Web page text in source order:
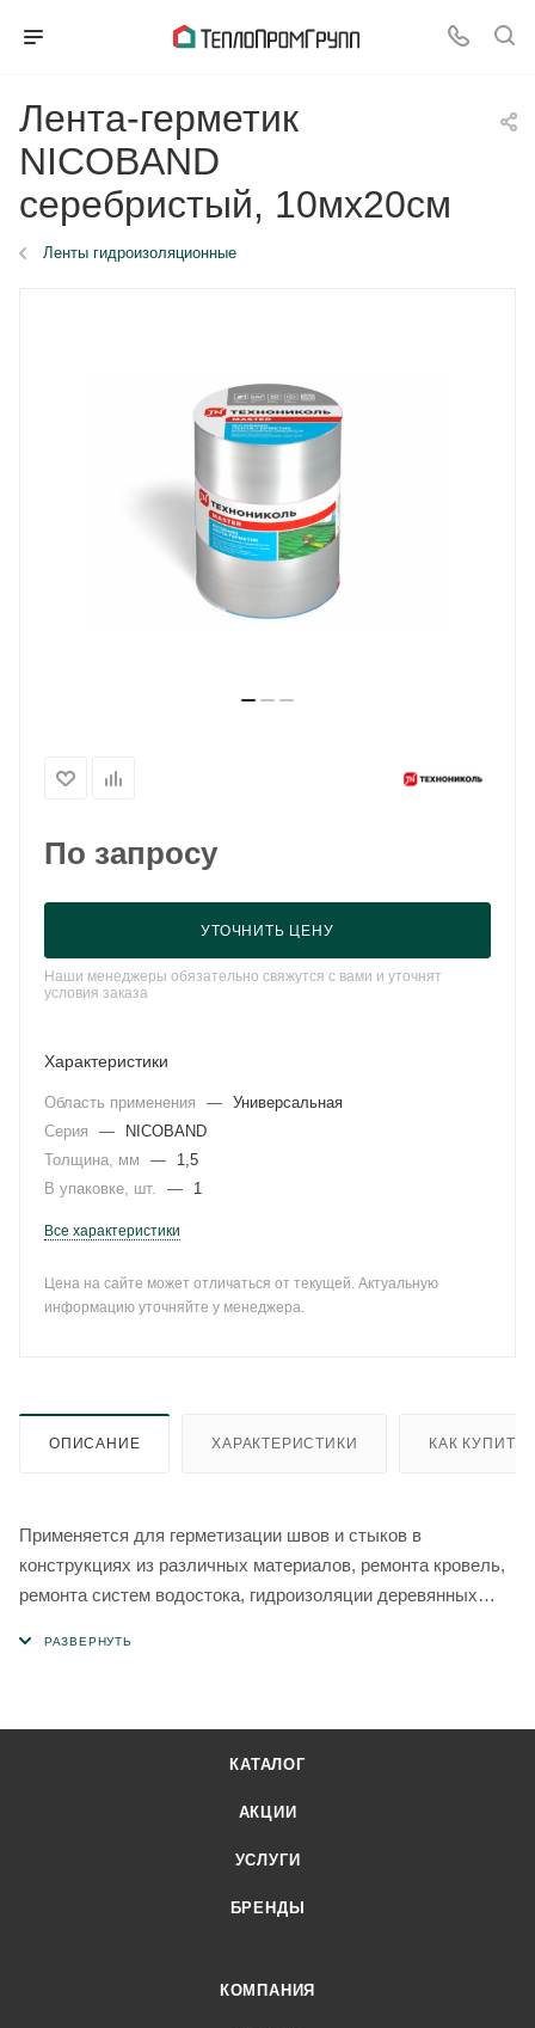
Лента-герметик
NICOBAND
серебристый, 10мх20см
Ленты гидроизоляционные
По запросу
УТОЧНИТЬ ЦЕНУ
Наши менеджеры обязательно свяжутся с вами и уточнят
условия заказа
Характеристики
Область применения — Универсальная
Серия
—
NICOBAND
Толщина, мм
—
1,5
В упаковке, шт.
— 1
Все характеристики
Цена на сайте может отличаться от текущей. Актуальную
информацию уточняйте у менеджера.
ОПИСАНИЕ ХАРАКТЕРИСТИКИ КАК КУПИТЬ
Применяется для герметизации швов и стыков в
конструкциях из различных материалов, ремонта кровель,
ремонта систем водостока, гидроизоляции деревянных
регионе. Осуществляет гидро-, паро- и шумоизоляцию.
Специальная УФ защита ленты-герметика увеличивает
КАТАЛОГ
АКЦИИ
УСЛУГИ
БРЕНДЫ
КОМПАНИЯ